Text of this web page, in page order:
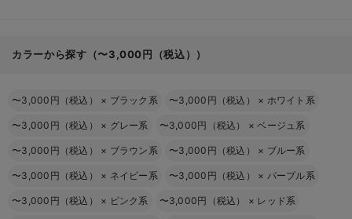
カラーから探す（〜3,000円（税込））
〜3,000円（税込） × ブラック系 〜3,000円（税込） × ホワイト系
〜3,000円（税込） × グレー系 〜3,000円（税込） ×ベージュ系
〜3,000円（税込） × ブラウン系 〜3,000円（税込） × ブルー系
〜3,000円（税込） × ネイビー系 〜3,000円（税込） × パープル系
〜3,000円（税込） × ピンク系 〜3,000円（税込） × レッド系